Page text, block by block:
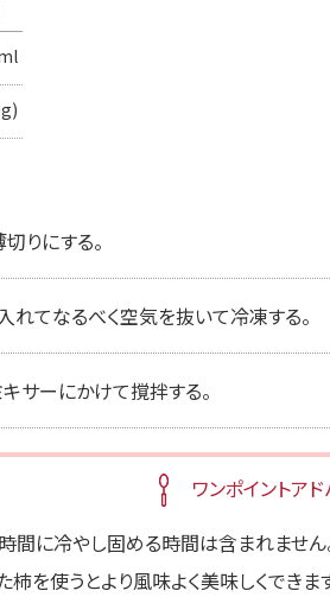
りにする。
れてなるべく空気を抜いて冷凍する。
サーにかけて撹拌する。
ワンポイントア
間に冷やし固める時間は含まれません
柿を使うとより風味よく美味しくできま